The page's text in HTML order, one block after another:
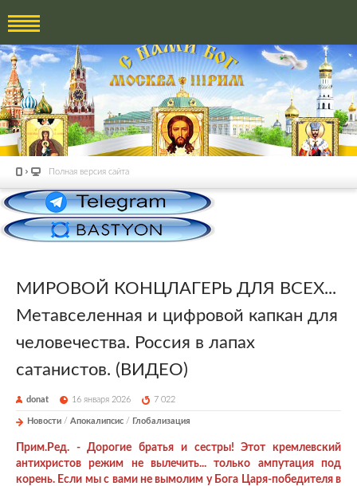
Полная версия сайта
МИРОВОЙ КОНЦЛАГЕРЬ ДЛЯ ВСЕХ...
Метавселенная и цифровой капкан для
человечества. Россия в лапах
сатанистов. (ВИДЕО)
donat 16 января 2026 7 022
Новости / Апокалипсис / Глобализация
Прим.Ред. - Дорогие братья и сестры! Этот кремлевский
антихристов режим не вылечить... только ампутация под
корень. Если мы с вами не вымолим у Бога Царя-победителя в